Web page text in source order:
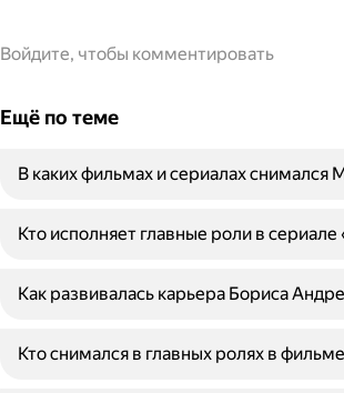
Войдите, чтобы комментировать
Ещё по теме
В каких фильмах и сериалах снимался
Кто исполняет главные роли в
Как развивалась карьера Бориса
Кто снимался в главных ролях в